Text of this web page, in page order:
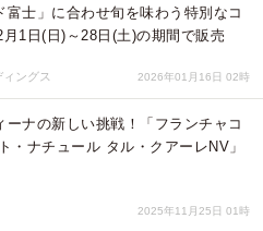
富士」に合わせ旬を味わう特別なコ
1日(日)～28日(土)の期間で販売
ングス 2026年01月16日 02時
ーナの新しい挑戦！「フランチャコ
・ナチュール タル・クアーレNV」
2025年11月25日 01時